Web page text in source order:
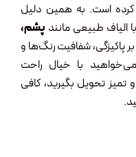
کرده است. به همین دلیل
الیاف طبیعی مانند پشم،
پاکیزگی، شفافیت رنگ‌ها و
با خیال راحت
تحویل بگیرید، کافی